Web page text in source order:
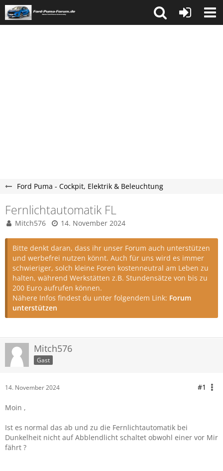
Ford Puma - Cockpit, Elektrik & Beleuchtung
Fernlichtautomatik FL
Mitch576 14. November 2024
Bitte denkt daran, dass ihr unser Forum auch unterstützen
und werbefrei nutzen könnt. Auch für uns wird es immer
schwieriger, solch kleine Foren kostenneutral am Leben zu
halten, während Werkstätten z.B. Stundensätze von bis zu
200 Euro aufrufen können.
Nähere Infos findest du unter folgendem Link: Forum
unterstützen
Mitch576
Gast
14. November 2024 #1
Moin ,
Ist es normal das ab und zu die Fernlichtautomatik bei
Dunkelheit nicht auf Abblendlicht schaltet obwohl einer vor Mir
fährt ?